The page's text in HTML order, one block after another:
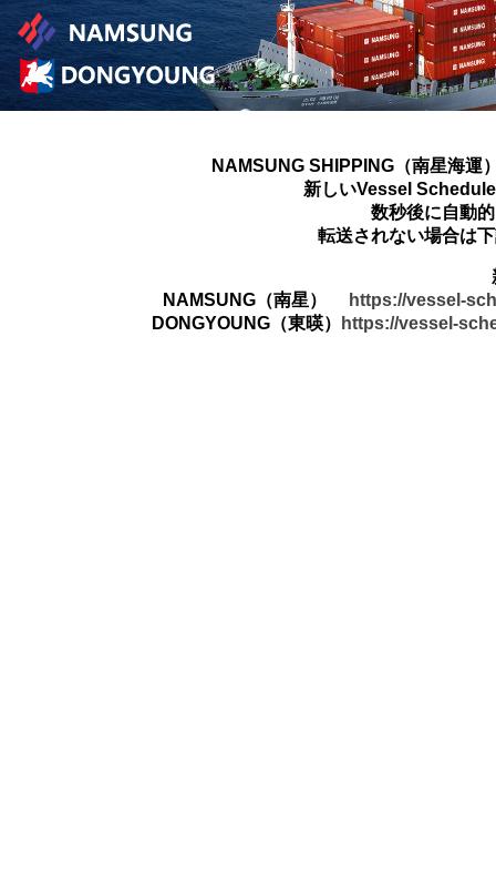
NAMSUNG SHIPPING（南星海運
新しいVessel
数秒後に自動
転送されない場合は
NAMSUNG（南星）
https://vessel-
DONGYOUNG（東暎）
https://vessel-